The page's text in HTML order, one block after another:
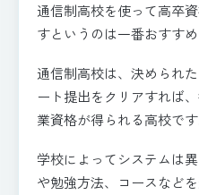
通信制高校を使って高卒
すというのは一番おすすめ
通信制高校は、決められ
ート提出をクリアすれば
業資格が得られる高校です
学校によってシステムは
や勉強方法、コースなど